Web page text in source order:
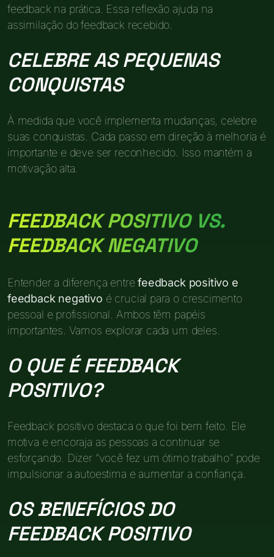
feedback na prática. Essa reflexão ajuda na
assimilação do feedback recebido.
CELEBRE AS PEQUENAS
CONQUISTAS
À medida que você implementa mudanças, celebre
suas conquistas. Cada passo em direção à melhoria é
importante e deve ser reconhecido. Isso mantém a
motivação alta.
FEEDBACK POSITIVO VS.
FEEDBACK NEGATIVO
Entender a diferença entrefeedback positivo e
feedback negativo é crucial para o crescimento
pessoal e profissional. Ambos têm papéis
importantes. Vamos explorar cada um deles.
O QUE É FEEDBACK
POSITIVO?
Feedback positivo destaca o que foi bem feito. Ele
motiva e encoraja as pessoas a continuar se
esforçando. Dizer “você fez um ótimo trabalho” pode
impulsionar a autoestima e aumentar a confiança.
OS BENEFÍCIOS DO
FEEDBACK POSITIVO